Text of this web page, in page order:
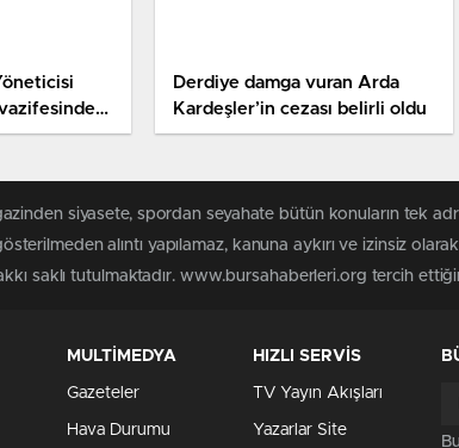
Derdiye damga vuran Arda
Kardeşler’in cezası belirli oldu
siyasete, spordan seyahate bütün konuların tek
alıntı yapılamaz, kanuna aykırı ve izinsiz
saklı tutulmaktadır. www.bursahaberleri.org tercih
MULTİMEDYA
Gazeteler
Hava Durumu
HIZLI SERVİS
TV Yayın Akışları
Yazarlar Site